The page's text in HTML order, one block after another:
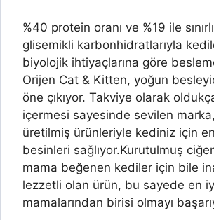
%40 protein oranı ve %19 ile
glisemikli karbonhidratlarıyla
biyolojik ihtiyaçlarına göre
Orijen Cat & Kitten, yoğun
öne çıkıyor. Takviye olarak
içermesi sayesinde sevilen
üretilmiş ürünleriyle kediniz için
besinleri sağlıyor.Kurutulmuş
mama beğenen kediler için bile
lezzetli olan ürün, bu sayede en
mamalarından birisi olmayı